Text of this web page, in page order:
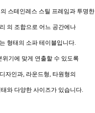
스테인레스 스틸 프레임과 투명한
의 조합으로 어 느 공간에나
형태의 소파 테이블입니다.
위기에 맞게 연출할 수 있도록
자인과, 라운드형, 타원형의
와 다양한 사이즈가 있습니다.